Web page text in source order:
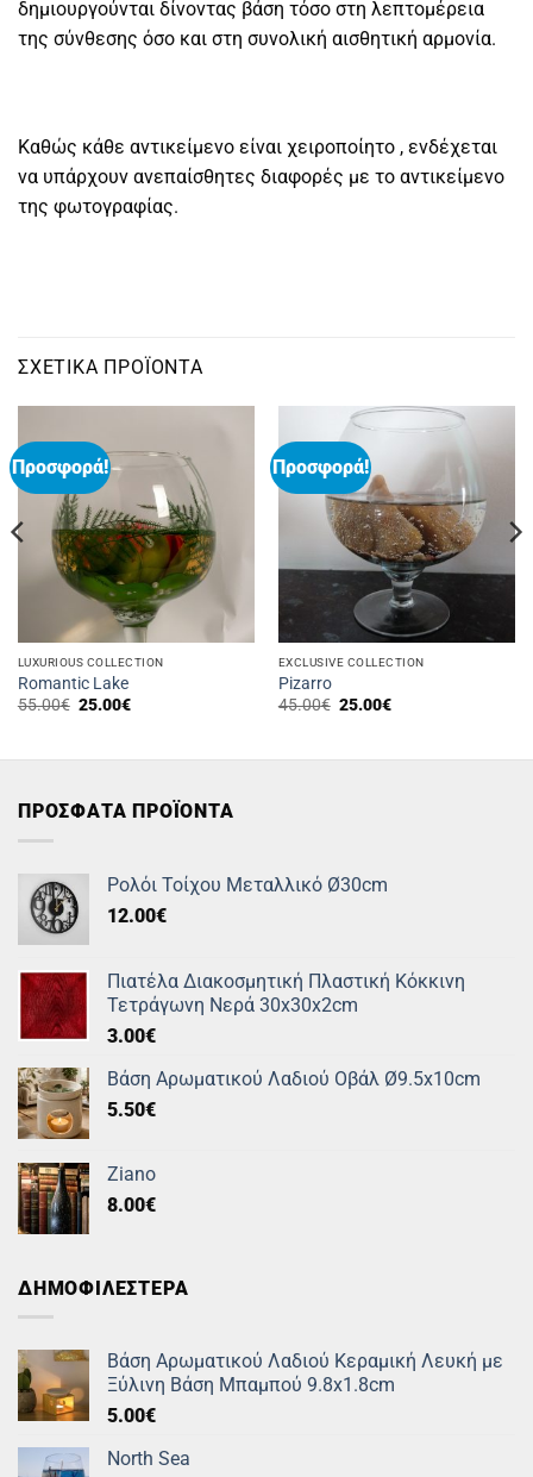
δημιουργούνται δίνοντας βάση τόσο στη λεπτομέρεια
της σύνθεσης όσο και στη συνολική αισθητική αρμονία.
Καθώς κάθε αντικείμενο είναι χειροποίητο , ενδέχεται
να υπάρχουν ανεπαίσθητες διαφορές με το αντικείμενο
της φωτογραφίας.
ΣΧΕΤΙΚΆ ΠΡΟΪΌΝΤΑ
Προσφορά!
LUXURIOUS COLLECTION
Romantic Lake
55.00€ Original
25.00€Η
25.00€.
Προσφορά!
EXCLUSIVE COLLECTION
Pizarro
45.00€ Original
25.00€Η
25.00€.
ΠΡΟΣΦΑΤΑ ΠΡΟΪΟΝΤΑ
Ρολόι Τοίχου Μεταλλικό Ø30cm
12.00€
Πιατέλα Διακοσμητική Πλαστική Κόκκινη
Τετράγωνη Νερά 30x30x2cm
3.00€
Βάση Αρωματικού Λαδιού Οβάλ Ø9.5x10cm
5.50€
Ziano
8.00€
ΔΗΜΟΦΙΛΕΣΤΕΡΑ
Βάση Αρωματικού Λαδιού Κεραμική Λευκή με
Ξύλινη Βάση Μπαμπού 9.8x1.8cm
5.00€
North Sea